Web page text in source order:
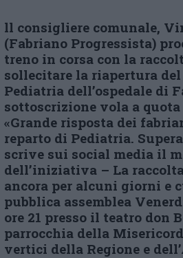
ll consigliere comunale,
(Fabriano Progressista)
treno in corsa con la
sollecitare la riapertura
Pediatria dell’ospedale di
sottoscrizione vola a quota
«Grande risposta dei
reparto di Pediatria.
scrive sui social media il
dell’iniziativa – La
ancora per alcuni giorni e
pubblica assemblea
ore 21 presso il teatro don
parrocchia della
vertici della Regione e